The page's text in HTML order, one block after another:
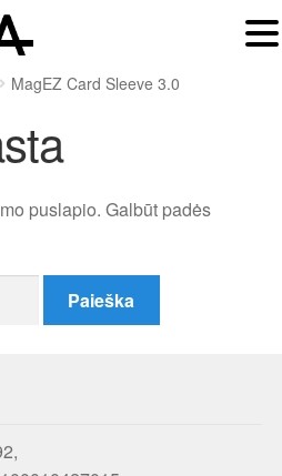
MagEZ Card Sleeve 3.0
puslapio. Galbūt padės